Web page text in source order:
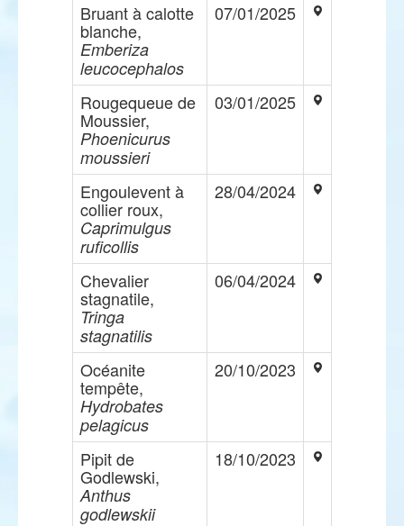
Bruant à calotte
blanche,
Emberiza
leucocephalos
07/01/2025
Rougequeue de
Moussier,
Phoenicurus
moussieri
03/01/2025
Engoulevent à
collier roux,
Caprimulgus
ruficollis
28/04/2024
Chevalier
stagnatile,
Tringa
stagnatilis
06/04/2024
Océanite
tempête,
Hydrobates
pelagicus
20/10/2023
Pipit de
Godlewski,
Anthus
godlewskii
18/10/2023